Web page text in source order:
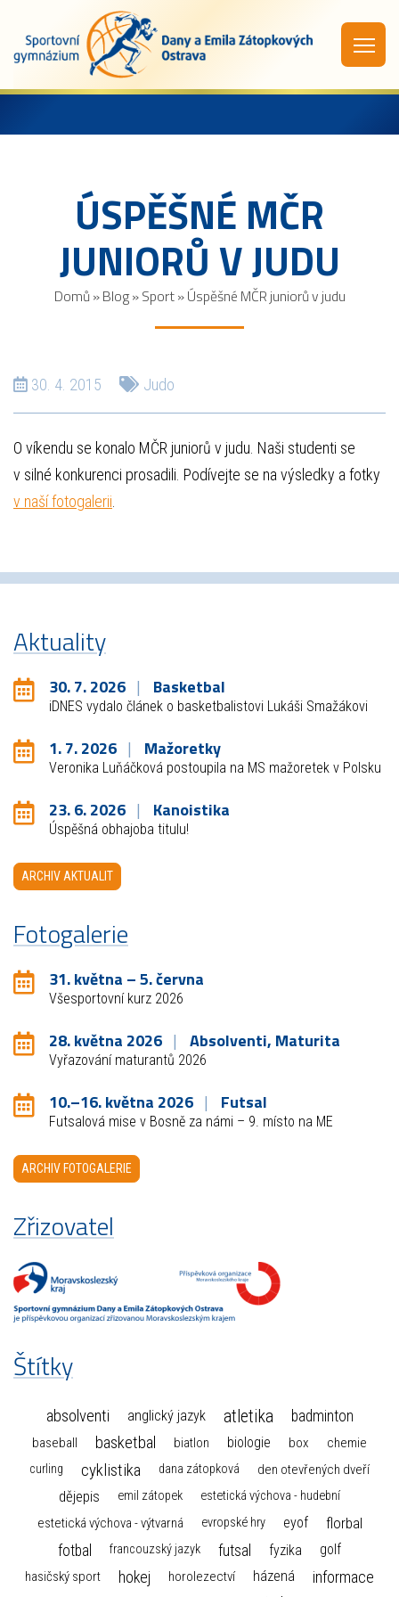
ÚSPĚŠNÉ MČR
JUNIORŮ V JUDU
Domů »Blog»Sport»Úspěšné MČR juniorů v judu
30. 4. 2015 Judo
O víkendu se konalo MČR juniorů v judu. Naši studenti se
v silné konkurenci prosadili. Podívejte se na výsledky a fotky
v naší fotogalerii.
Aktuality
30. 7. 2026 Basketbal
iDNES vydalo článek o basketbalistovi Lukáši Smažákovi
1. 7. 2026 Mažoretky
Veronika Luňáčková postoupila na MS mažoretek v Polsku
23. 6. 2026 Kanoistika
Úspěšná obhajoba titulu!
ARCHIV AKTUALIT
Fotogalerie
31. května – 5. června
Všesportovní kurz 2026
28. května 2026 Absolventi, Maturita
Vyřazování maturantů 2026
10.–16. května 2026 Futsal
Futsalová mise v Bosně za námi – 9. místo na ME
ARCHIV FOTOGALERIE
Zřizovatel
Štítky
absolventi anglický jazyk atletika badminton
baseball basketbal biatlon biologie box chemie
curling cyklistika dana zátopková den otevřených dveří
dějepis emil zátopek estetická výchova - hudební
estetická výchova - výtvarná evropské hry eyof florbal
fotbal francouzský jazyk futsal fyzika golf
hasičský sport hokej horolezectví házená informace